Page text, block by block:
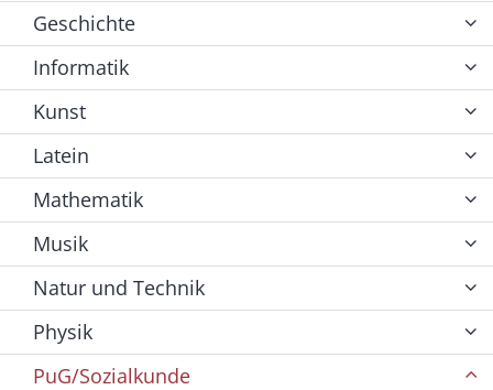
Geschichte
Informatik
Kunst
Latein
Mathematik
Musik
Natur und Technik
Physik
PuG/Sozialkunde